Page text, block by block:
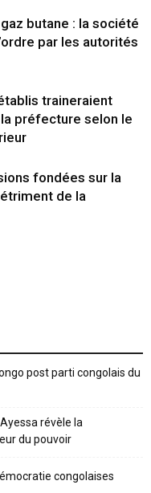
butane : la société
par les autorités
traineraient
préfecture selon le
fondées sur la
de la
post parti congolais du
révèle la
du pouvoir
congolaises